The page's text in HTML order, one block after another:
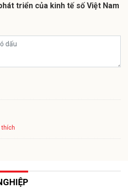
triển của kinh tế số Việt Nam
thích